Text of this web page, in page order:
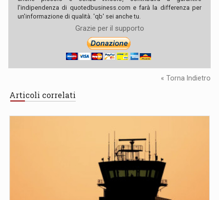
l'indipendenza di quotedbusiness.com e farà la differenza per
un'informazione di qualità. 'qb' sei anche tu.
Grazie per il supporto
« Torna Indietro
Articoli correlati